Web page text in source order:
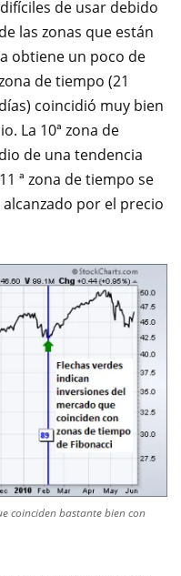
de usar debido
las zonas que están
obtiene un poco de
de tiempo (21
coincidió muy bien
La 10ª zona de
de una tendencia
ª zona de tiempo se
por el precio
coinciden bastante bien con